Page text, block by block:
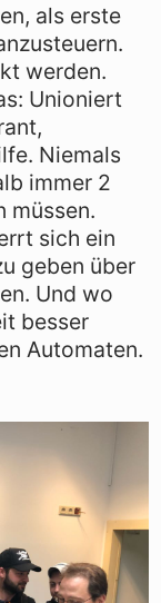
als erste
werden.
Unioniert
Niemals
immer 2
müssen.
sich ein
geben über
Und wo
besser
Automaten.